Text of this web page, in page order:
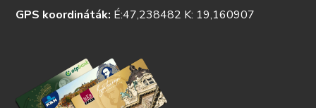
GPS koordináták: É:47,238482 K: 19,160907